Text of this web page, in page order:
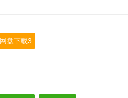
网盘下载3